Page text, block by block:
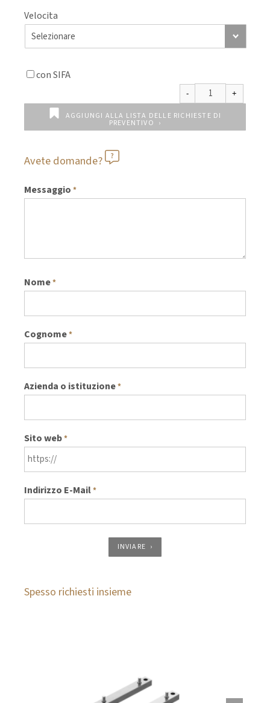
Velocita
con SIFA
AGGIUNGI ALLA LISTA DELLE RICHIESTE DI
PREVENTIVO
Avete domande?
Messaggio *
Nome*
Cognome*
Azienda o istituzione*
Sito web*
Indirizzo E-Mail*
INVIARE
Spesso richiesti insieme